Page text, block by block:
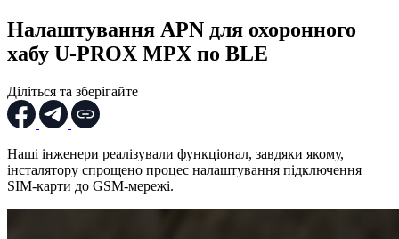
Налаштування APN для охоронного
хабу U-PROX MPX по BLE
Діліться та зберігайте
Наші інженери реалізували функціонал, завдяки якому,
інсталятору спрощено процес налаштування підключення
SIM-карти до GSM-мережі.